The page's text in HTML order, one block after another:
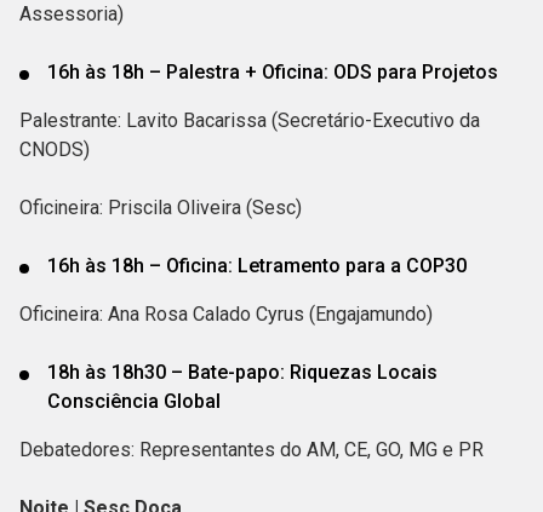
Assessoria)
16h às 18h – Palestra + Oficina: ODS para Projetos
Palestrante: Lavito Bacarissa (Secretário-Executivo da
CNODS)
Oficineira: Priscila Oliveira (Sesc)
16h às 18h – Oficina: Letramento para a COP30
Oficineira: Ana Rosa Calado Cyrus (Engajamundo)
18h às 18h30 – Bate-papo: Riquezas Locais
Consciência Global
Debatedores: Representantes do AM, CE, GO, MG e PR